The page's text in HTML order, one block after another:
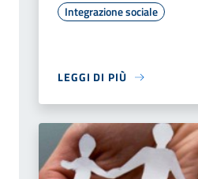
Integrazione sociale
LEGGI DI PIÙ